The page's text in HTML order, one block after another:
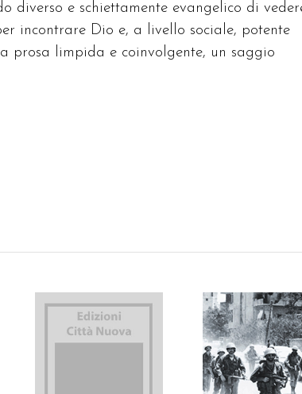
diverso e schiettamente evangelico di
incontrare Dio e, a livello sociale, potente
prosa limpida e coinvolgente, un saggio
AGGIUNGI AL